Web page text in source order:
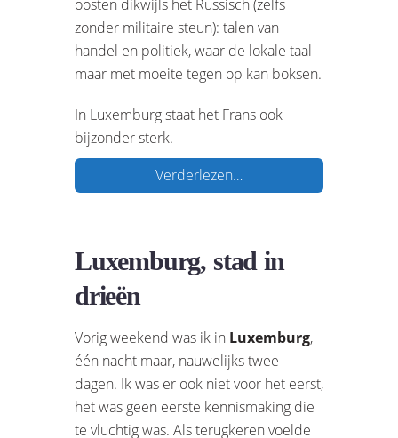
oosten dikwijls het Russisch (zelfs
zonder militaire steun): talen van
handel en politiek, waar de lokale taal
maar met moeite tegen op kan boksen.
In Luxemburg staat het Frans ook
bijzonder sterk.
Verderlezen…
Luxemburg, stad in
drieën
Vorig weekend was ik in Luxemburg,
één nacht maar, nauwelijks twee
dagen. Ik was er ook niet voor het eerst,
het was geen eerste kennismaking die
te vluchtig was. Als terugkeren voelde